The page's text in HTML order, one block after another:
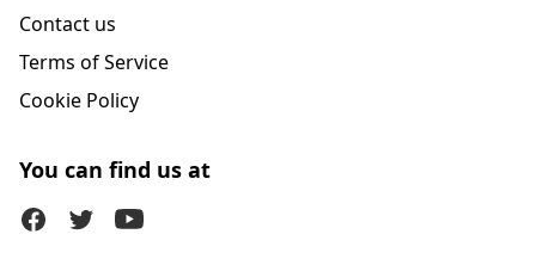
Contact us
Terms of Service
Cookie Policy
You can find us at
FacebookTwitter (X)Youtube